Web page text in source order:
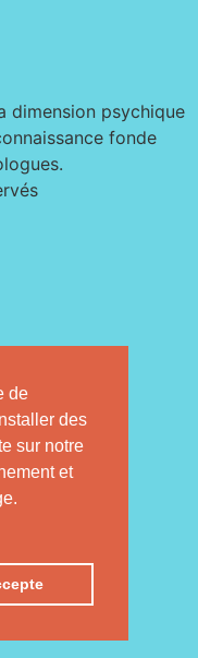
de
des
sur notre
et
dimension psychique
fonde